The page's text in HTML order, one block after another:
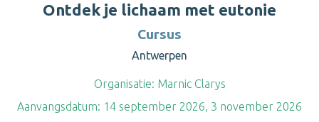
Ontdek je lichaam met eutonie
Cursus
Antwerpen
Organisatie: Marnic Clarys
Aanvangsdatum: 14 september 2026, 3 november 2026